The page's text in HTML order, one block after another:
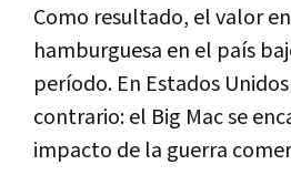
Como resultado, el valor
hamburguesa en el país
período. En Estados
contrario: el Big Mac se
impacto de la guerra